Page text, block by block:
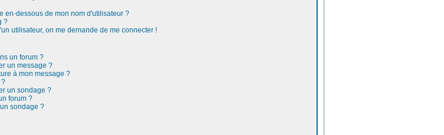
en-dessous de mon nom d'utilisateur ?
?
utilisateur, on me demande de me connecter !
un forum ?
un message ?
à mon message ?
?
un sondage ?
forum ?
sondage ?